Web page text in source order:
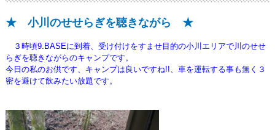
★ 小川のせせらぎを聴きながら ★
３時頃9.BASEに到着、受け付けをすませ目的の小川エリアで川のせせ
らぎを聴きながらのキャンプです。
今日の私のお供です、キャンプは良いですね!!、車を運転する事も無く ３
密を避けて飲みたい放題です。